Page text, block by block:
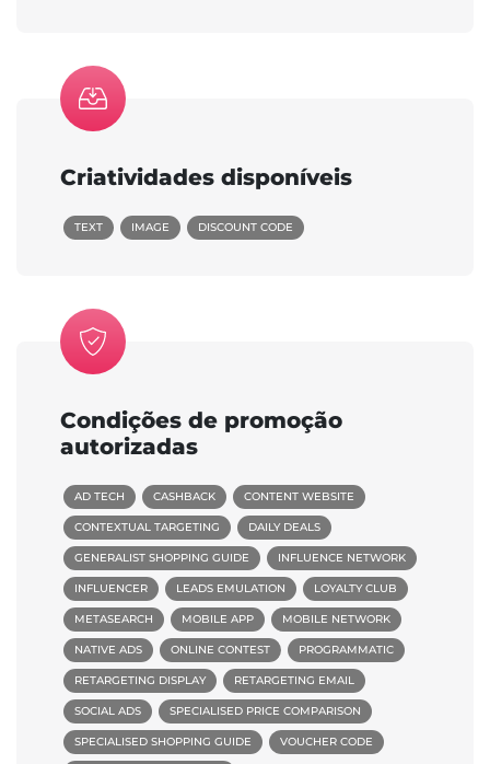
Criatividades disponíveis
TEXT IMAGE DISCOUNT CODE
Condições de promoção
autorizadas
AD TECH CASHBACK CONTENT WEBSITE
CONTEXTUAL TARGETING DAILY DEALS
GENERALIST SHOPPING GUIDE INFLUENCE NETWORK
INFLUENCER LEADS EMULATION LOYALTY CLUB
METASEARCH MOBILE APP MOBILE NETWORK
NATIVE ADS ONLINE CONTEST PROGRAMMATIC
RETARGETING DISPLAY RETARGETING EMAIL
SOCIAL ADS SPECIALISED PRICE COMPARISON
SPECIALISED SHOPPING GUIDE VOUCHER CODE